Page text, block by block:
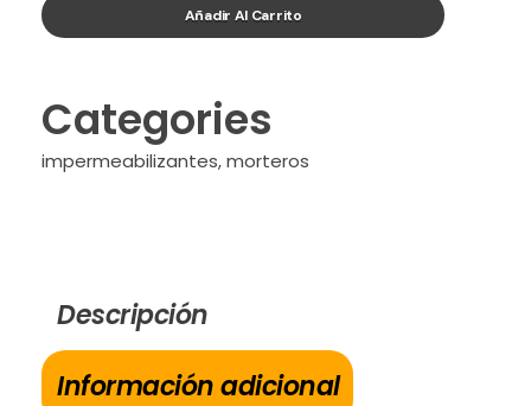
Añadir Al Carrito
Categories
impermeabilizantes,morteros
Descripción
Información adicional